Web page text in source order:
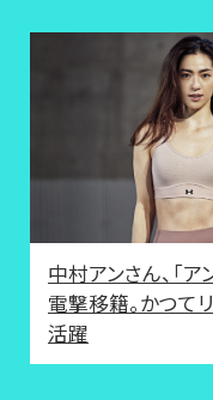
中村アンさん、「
電撃移籍。かつて
活躍